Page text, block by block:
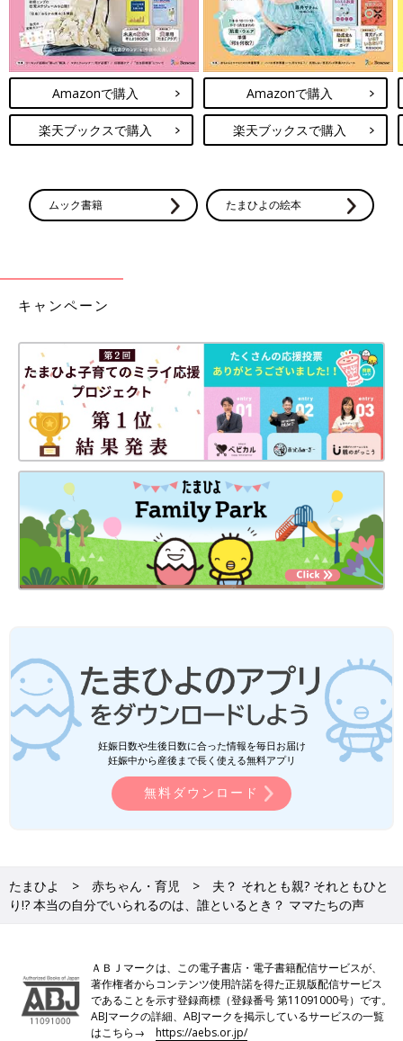
Amazonで購入
楽天ブックスで購入
Amazonで購入
楽天ブックスで購入
ムック書籍 たまひよの絵本
キャンペーン
妊娠日数や生後日数に合った情報を毎日お届け
妊娠中から産後まで長く使える無料アプリ
無料ダウンロード
たまひよ 赤ちゃん・育児
夫？ それとも親? それともひと
り!? 本当の自分でいられるのは、誰といるとき？ ママたちの声
ＡＢＪマークは、この電子書店・電子書籍配信サービスが、
著作権者からコンテンツ使用許諾を得た正規版配信サービス
であることを示す登録商標（登録番号 第11091000号）です。
ABJマークの詳細、ABJマークを掲示しているサービスの一覧
はこちら→https://aebs.or.jp/